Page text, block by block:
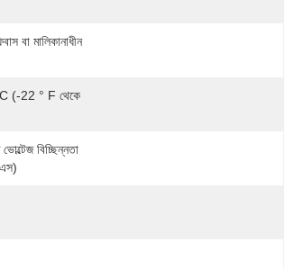
বা মালিকানাধীন
(-22 ° F থেকে
বিচ্ছিন্নতা